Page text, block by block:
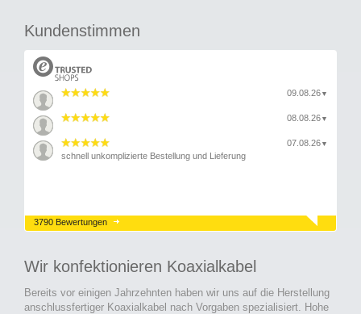
Kundenstimmen
09.08.26 ▼
08.08.26 ▼
07.08.26 ▼
schnell unkomplizierte Bestellung und Lieferung
3790 Bewertungen
Wir konfektionieren Koaxialkabel
Bereits vor einigen Jahrzehnten haben wir uns auf die Herstellung
anschlussfertiger Koaxialkabel nach Vorgaben spezialisiert. Hohe